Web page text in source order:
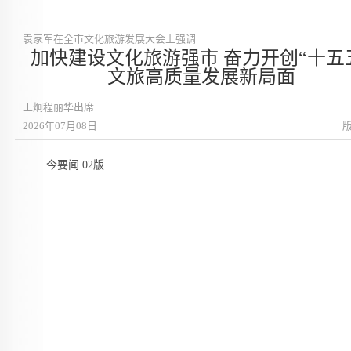
袁家军在全市文化旅游发展大会上强调
加快建设文化旅游强市 奋力开创“十五
文旅高质量发展新局面
王炯程丽华出席
2026年07月08日
今要闻 02版